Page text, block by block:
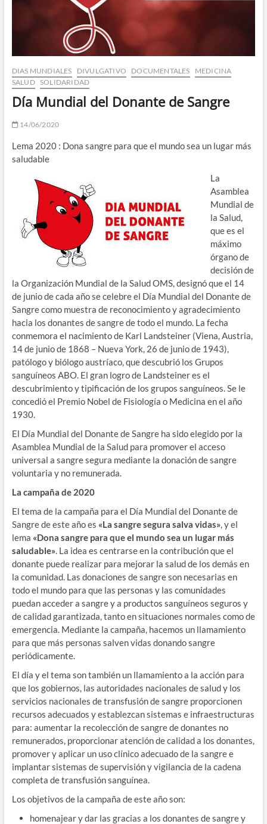
DIAS MUNDIALES DIVULGATIVO DOCUMENTALES
MEDICINA
SALUD SOLIDARIDAD
Día Mundial del Donante de Sangre
14/06/2020
Lema 2020 : Dona sangre para que el mundo sea un lugar más
saludable
La
Asamblea
Mundial de
la Salud,
que es el
máximo
órgano de
decisión de
la Organización Mundial de la Salud OMS, designó que el 14
de junio de cada año se celebre el Día Mundial del Donante de
Sangre como muestra de reconocimiento y agradecimiento
hacia los donantes de sangre de todo el mundo. La fecha
conmemora el nacimiento de Karl Landsteiner (Viena, Austria,
14 de junio de 1868 – Nueva York, 26 de junio de 1943),
patólogo y biólogo austríaco, que descubrió los Grupos
sanguíneos ABO. El gran logro de Landsteiner es el
descubrimiento y tipificación de los grupos sanguíneos. Se le
concedió el Premio Nobel de Fisiología o Medicina en el año
1930.
El Día Mundial del Donante de Sangre ha sido elegido por la
Asamblea Mundial de la Salud para promover el acceso
universal a sangre segura mediante la donación de sangre
voluntaria y no remunerada.
La campaña de 2020
El tema de la campaña para el Día Mundial del Donante de
Sangre de este año es «La sangre segura salva vidas», y el
lema «Dona sangre para que el mundo sea un lugar más
saludable». La idea es centrarse en la contribución que el
donante puede realizar para mejorar la salud de los demás en
la comunidad. Las donaciones de sangre son necesarias en
todo el mundo para que las personas y las comunidades
puedan acceder a sangre y a productos sanguíneos seguros y
de calidad garantizada, tanto en situaciones normales como de
emergencia. Mediante la campaña, hacemos un llamamiento
para que más personas salven vidas donando sangre
periódicamente.
El día y el tema son también un llamamiento a la acción para
que los gobiernos, las autoridades nacionales de salud y los
servicios nacionales de transfusión de sangre proporcionen
recursos adecuados y establezcan sistemas e infraestructuras
para: aumentar la recolección de sangre de donantes no
remunerados, proporcionar atención de calidad a los donantes,
promover y aplicar un uso clínico adecuado de la sangre e
implantar sistemas de supervisión y vigilancia de la cadena
completa de transfusión sanguínea.
Los objetivos de la campaña de este año son:
homenajear y dar las gracias a los donantes de sangre y